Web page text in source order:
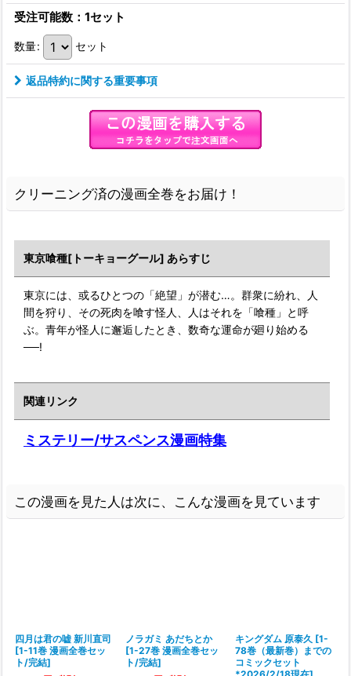
受注可能数：1セット
数量: セット
返品特約に関する重要事項
クリーニング済の漫画全巻をお届け！
東京喰種[トーキョーグール] あらすじ
東京には、或るひとつの「絶望」が潜む…。群衆に紛れ、人
間を狩り、その死肉を喰す怪人、人はそれを「喰種」と呼
ぶ。青年が怪人に邂逅したとき、数奇な運命が廻り始める
──!
関連リンク
ミステリー/サスペンス漫画特集
この漫画を見た人は次に、こんな漫画を見ています
四月は君の嘘 新川直司
[1-11巻 漫画全巻セッ
ト/完結]
ノラガミ あだちとか
[1-27巻 漫画全巻セッ
ト/完結]
キングダム 原泰久 [1-
78巻（最新巻）までの
コミックセット